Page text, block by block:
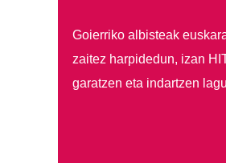
Goierriko albisteak
zaitez harpidedun, izan
garatzen eta indartzen